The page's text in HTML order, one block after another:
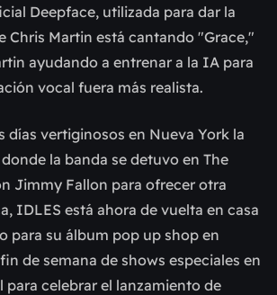
Deepface, utilizada para dar la
Chris Martin está cantando "Grace,"
ayudando a entrenar a la IA para
vocal fuera más realista.
días vertiginosos en Nueva York la
la banda se detuvo en The
Jimmy Fallon para ofrecer otra
IDLES está ahora de vuelta en casa
para su álbum pop up shop en
de semana de shows especiales en
para celebrar el lanzamiento de